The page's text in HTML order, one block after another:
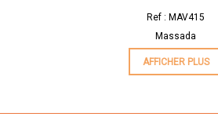
Ref : MAV415
Massada
AFFICHER PLUS